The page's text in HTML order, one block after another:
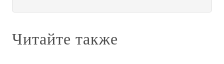
Читайте также